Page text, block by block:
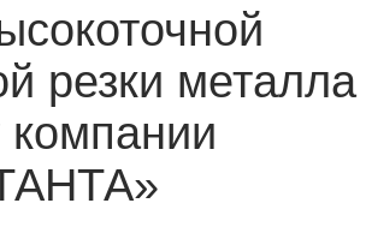
резки металла